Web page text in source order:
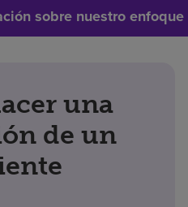
sobre nuestro
una
de un